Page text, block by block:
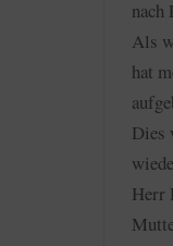
nach
Als
hat
Dies
Herr